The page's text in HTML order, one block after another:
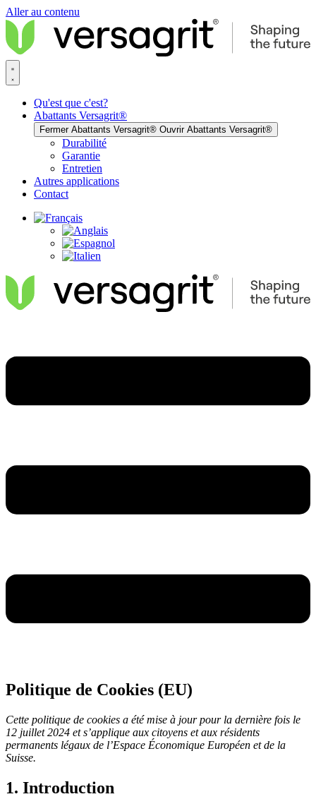
Aller au contenu
Qu'est que c'est?
Abattants Versagrit®
Fermer Abattants Versagrit® Ouvrir Abattants Versagrit®
Durabilité
Garantie
Entretien
Autres applications
Contact
Politique de Cookies (EU)
Cette politique de cookies a été mise à jour pour la dernière fois le
12 juillet 2024 et s’applique aux citoyens et aux résidents
permanents légaux de l’Espace Économique Européen et de la
Suisse.
1. Introduction